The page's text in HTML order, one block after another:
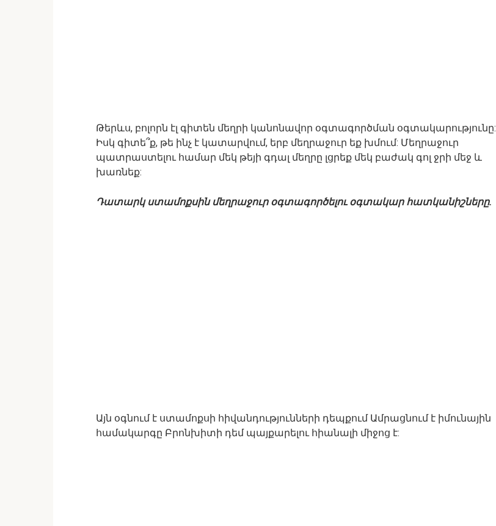
Թերևս, բոլորն էլ գիտեն մեղրի կանոնավոր օգտագործման օգտակարությունը:
Իսկ գիտե՞ք, թե ինչ է կատարվում, երբ մեղրաջուր եք խմում: Մեղրաջուր
պատրաստելու համար մեկ թեյի գդալ մեղրը լցրեք մեկ բաժակ գոլ ջրի մեջ և
խառնեք:
Դատարկ ստամոքսին մեղրաջուր օգտագործելու օգտակար հատկանիշները.
Այն օգնում է ստամոքսի հիվանդությունների դեպքում Ամրացնում է իմունային
համակարգը Բրոնխիտի դեմ պայքարելու հիանալի միջոց է: